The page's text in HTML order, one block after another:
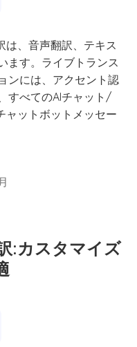
は、音声翻訳、テキス
ます。ライブトランス
ンには、アクセント認
すべてのAIチャット/
ャットボットメッセー
:カスタマイズ